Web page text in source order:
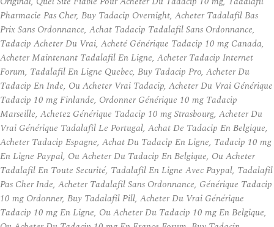
Pharmacie Pas Cher, Buy Tadacip Overnight, Acheter Tadalafil Bas
Prix Sans Ordonnance, Achat Tadacip Tadalafil Sans Ordonnance,
Tadacip Acheter Du Vrai, Acheté Générique Tadacip 10 mg Canada,
Acheter Maintenant Tadalafil En Ligne, Acheter Tadacip Internet
Forum, Tadalafil En Ligne Quebec, Buy Tadacip Pro, Acheter Du
Tadacip En Inde, Ou Acheter Vrai Tadacip, Acheter Du Vrai Générique
Tadacip 10 mg Finlande, Ordonner Générique 10 mg Tadacip
Marseille, Achetez Générique Tadacip 10 mg Strasbourg, Acheter Du
Vrai Générique Tadalafil Le Portugal, Achat De Tadacip En Belgique,
Acheter Tadacip Espagne, Achat Du Tadacip En Ligne, Tadacip 10 mg
En Ligne Paypal, Ou Acheter Du Tadacip En Belgique, Ou Acheter
Tadalafil En Toute Securité, Tadalafil En Ligne Avec Paypal, Tadalafil
Pas Cher Inde, Acheter Tadalafil Sans Ordonnance, Générique Tadacip
10 mg Ordonner, Buy Tadalafil Pill, Acheter Du Vrai Générique
Tadacip 10 mg En Ligne, Ou Acheter Du Tadacip 10 mg En Belgique,